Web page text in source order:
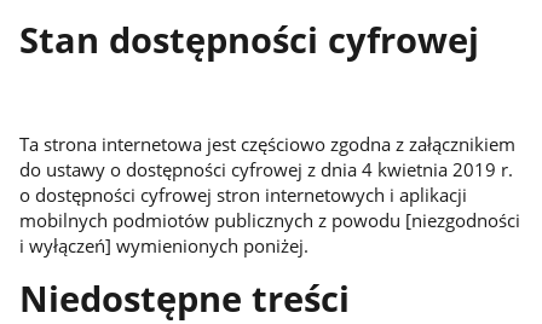
Stan dostępności cyfrowej
Ta strona internetowa jest częściowo zgodna z załącznikiem
do ustawy o dostępności cyfrowej z dnia 4 kwietnia 2019 r.
o dostępności cyfrowej stron internetowych i aplikacji
mobilnych podmiotów publicznych z powodu [niezgodności
i wyłączeń] wymienionych poniżej.
Niedostępne treści